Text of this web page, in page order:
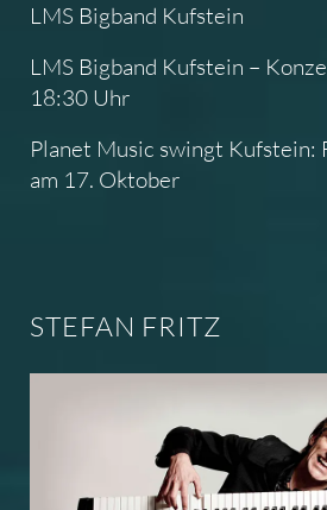
LMS Bigband Kufstein
LMS Bigband Kufstein –
18:30 Uhr
Planet Music swingt Kufstein:
am 17. Oktober
STEFAN FRITZ